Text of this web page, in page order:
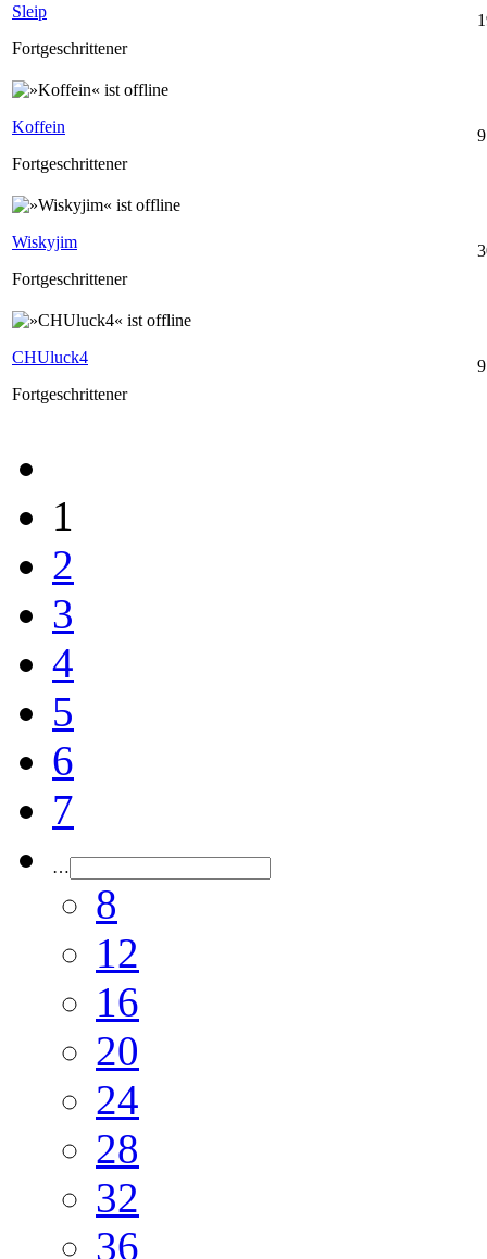
Sleip
Fortgeschrittener
Koffein
Fortgeschrittener
Wiskyjim
Fortgeschrittener
CHUluck4
Fortgeschrittener
1
2
3
4
5
6
7
…
8
12
16
20
24
28
32
36